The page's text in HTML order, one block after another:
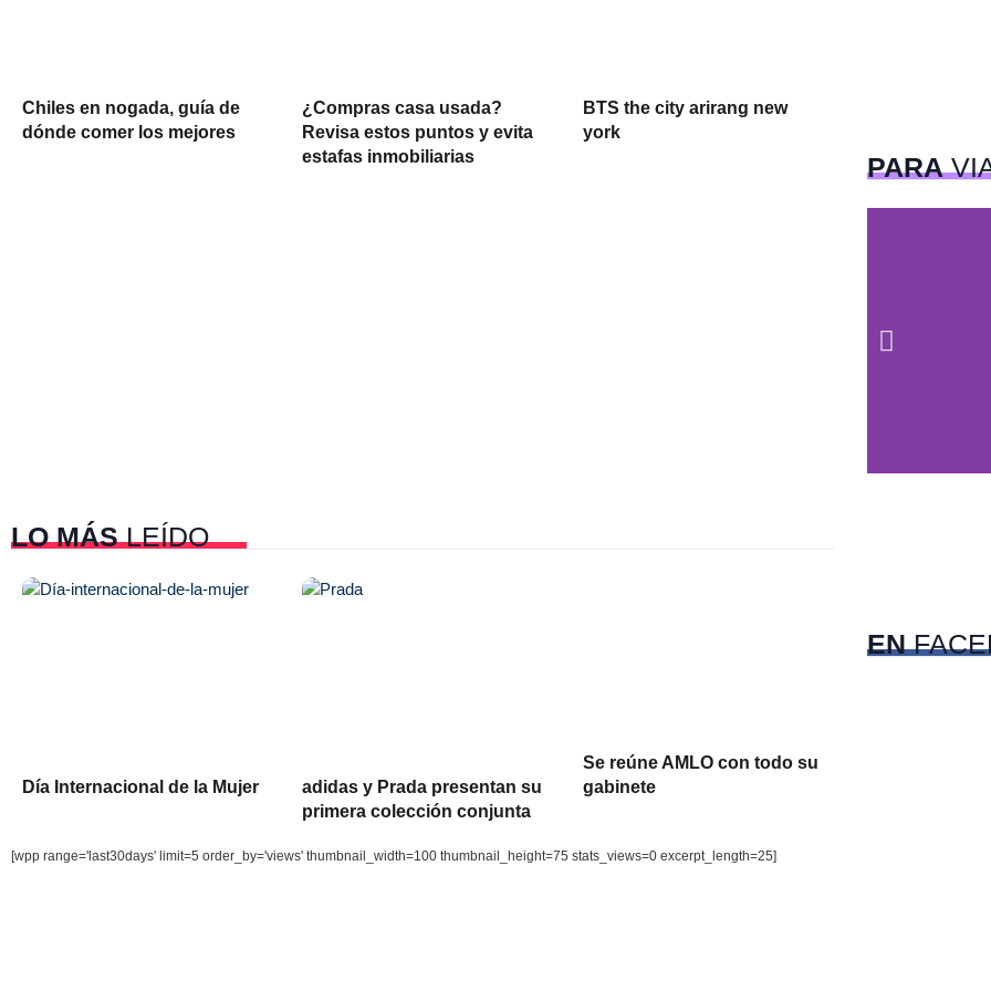
Chiles en nogada, guía de
dónde comer los mejores
¿Compras casa usada?
Revisa estos puntos y evita
estafas inmobiliarias
BTS the city arirang new
york
LO MÁSLEÍDO
Día Internacional de la Mujer
adidas y Prada presentan su
primera colección conjunta
Se reúne AMLO con todo su
gabinete
[wpp range='last30days' limit=5 order_by='views' thumbnail_width=100 thumbnail_height=75 stats_views=0 excerpt_length=25]
PARA
EN